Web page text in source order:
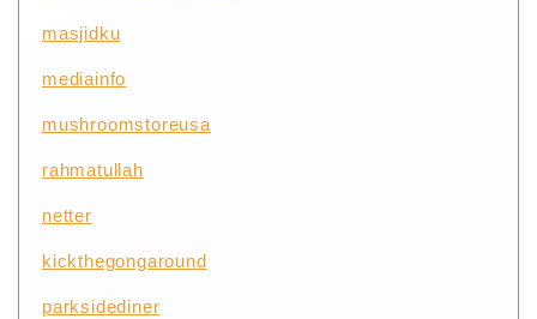
masjidku
mediainfo
mushroomstoreusa
rahmatullah
netter
kickthegongaround
parksidediner